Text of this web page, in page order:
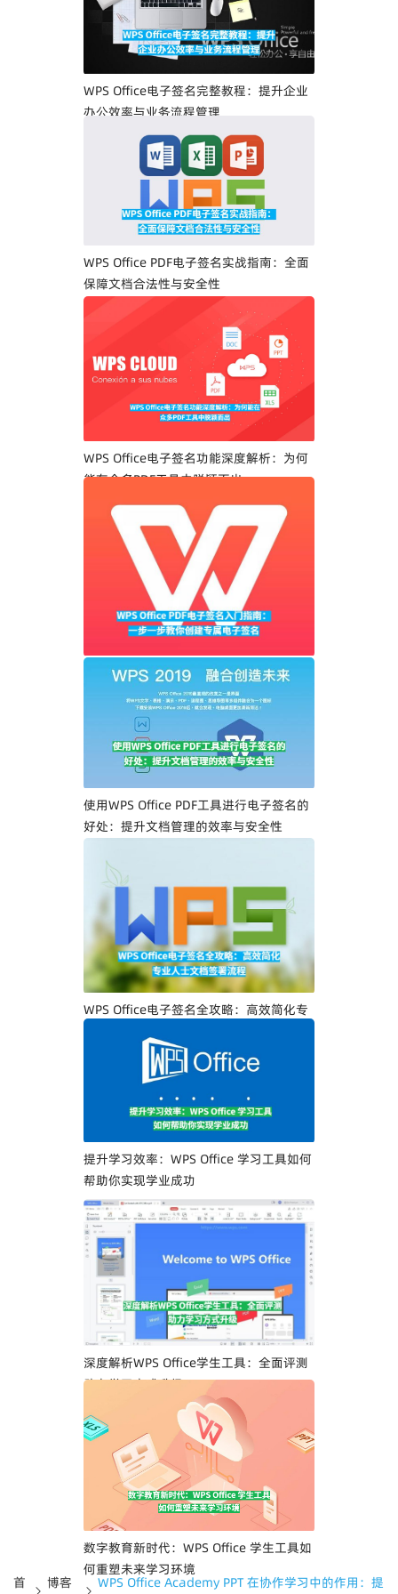
WPS Office电子签名完整教程：提升企业
办公效率与业务流程管理
WPS Office PDF电子签名实战指南：全面
保障文档合法性与安全性
WPS Office电子签名功能深度解析：为何
能在众多PDF工具中脱颖而出
WPS Office PDF电子签名入门指南：一步
一步教你创建专属电子签名
使用WPS Office PDF工具进行电子签名的
好处：提升文档管理的效率与安全性
WPS Office电子签名全攻略：高效简化专
提升学习效率：WPS Office 学习工具如何
帮助你实现学业成功
深度解析WPS Office学生工具：全面评测
助力学习方式升级
数字教育新时代：WPS Office 学生工具如
何重塑未来学习环境
首
博客
WPS Office Academy PPT 在协作学习中的作用：提